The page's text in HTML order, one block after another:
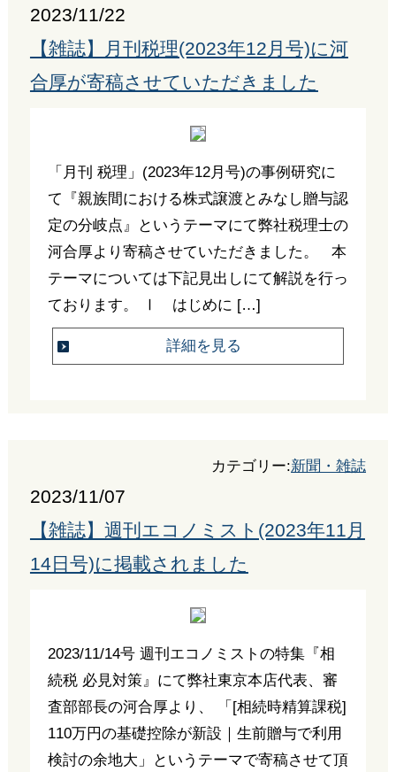
2023/11/22
【雑誌】月刊税理(2023年12月号)に河
合厚が寄稿させていただきました
「月刊 税理」(2023年12月号)の事例研究に
て『親族間における株式譲渡とみなし贈与認
定の分岐点』というテーマにて弊社税理士の
河合厚より寄稿させていただきました。 本
テーマについては下記見出しにて解説を行っ
ております。 Ⅰ はじめに […]
詳細を見る
カテゴリー:新聞・雑誌
2023/11/07
【雑誌】週刊エコノミスト(2023年11月
14日号)に掲載されました
2023/11/14号 週刊エコノミストの特集『相
続税 必見対策』にて弊社東京本店代表、審
査部部長の河合厚より、 「[相続時精算課税]
110万円の基礎控除が新設｜生前贈与で利用
検討の余地大」というテーマで寄稿させて頂